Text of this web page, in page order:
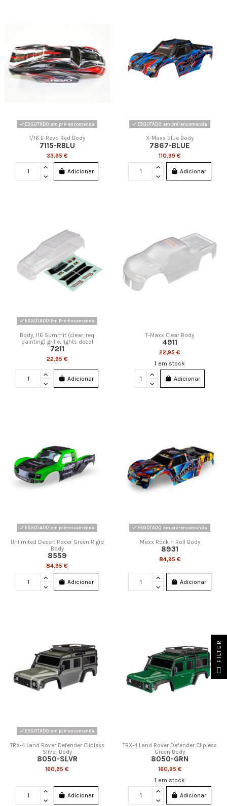
ESGOTADO: em pré-encomenda
1/16 E-Revo Red Body
7115-RBLU
33,95 €
Adicionar
ESGOTADO: em pré-encomenda
X-Maxx Blue Body
7867-BLUE
110,99 €
Adicionar
ESGOTADO: Em Pré-Encomenda
Body, 116 Summit (clear, req
painting) grille, lights decal
7211
22,95 €
Adicionar
T-Maxx Clear Body
4911
22,95 €
1 em stock
Adicionar
ESGOTADO: em pré-encomenda
Unlimited Desert Racer Green Rigid
Body
8559
84,95 €
Adicionar
ESGOTADO: em pré-encomenda
Maxx Rock n Roll Body
8931
84,95 €
Adicionar
ESGOTADO: em pré-encomenda
TRX-4 Land Rover Defender Clipless
Sliver Body
8050-SLVR
160,95 €
Adicionar
TRX-4 Land Rover Defender Clipless
Green Body
8050-GRN
160,95 €
1 em stock
Adicionar
FILTER